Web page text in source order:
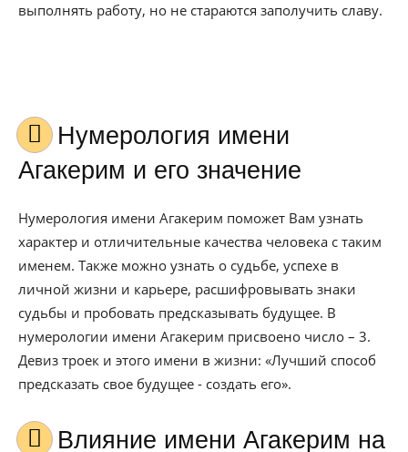
выполнять работу, но не стараются заполучить славу.
Нумерология имени
Агакерим и его значение
Нумерология имени Агакерим поможет Вам узнать
характер и отличительные качества человека с таким
именем. Также можно узнать о судьбе, успехе в
личной жизни и карьере, расшифровывать знаки
судьбы и пробовать предсказывать будущее. В
нумерологии имени Агакерим присвоено число – 3.
Девиз троек и этого имени в жизни: «Лучший способ
предсказать свое будущее - создать его».
Влияние имени Агакерим на